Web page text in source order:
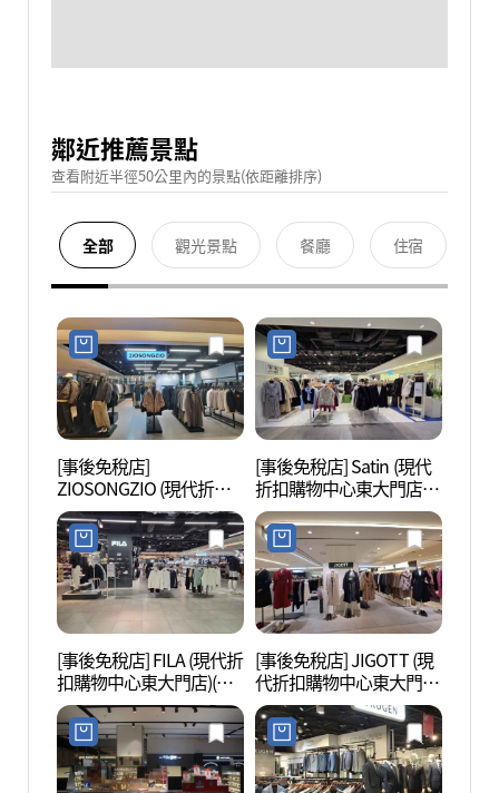
鄰近推薦景點
查看附近半徑50公里內的景點(依距離排序)
全部 觀光景點 餐廳 住宿
[事後免稅店]
ZIOSONGZIO (現代折扣
購物中心東大門店)(지오
송지오 현대아울렛 동대
문점)
[事後免稅店] Satin (現代
折扣購物中心東大門店)
(샤틴 현대아울렛 동대문
점)
[事後免稅店] FILA (現代折
扣購物中心東大門店)(휠
라 현대아울렛 동대문점)
[事後免稅店] JIGOTT (現
代折扣購物中心東大門
店)(JJ지고트 현대아울렛
동대문점)